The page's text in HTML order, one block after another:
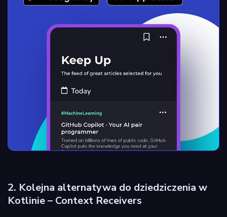
2. Kolejna alternatywa do dziedziczenia w
Kotlinie – Context Receivers